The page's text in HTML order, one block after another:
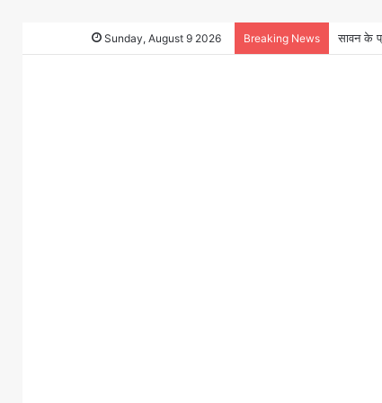
Sunday, August 9 2026 Breaking News